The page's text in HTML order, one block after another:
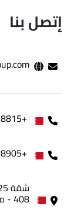
إتصل بنا
+97333228815
+97339498905
408 - مملكة البحرين